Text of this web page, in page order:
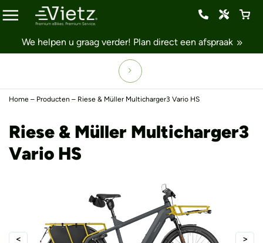
We helpen u graag verder! Plan direct een afspraak
Home – Producten – Riese & Müller Multicharger3 Vario HS
Riese & Müller Multicharger3
Vario HS